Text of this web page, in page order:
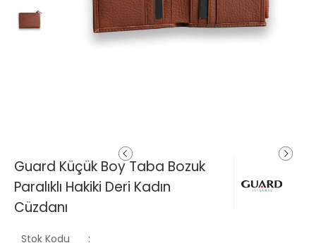
Guard Küçük Boy Taba Bozuk
Paralıklı Hakiki Deri Kadın
Cüzdanı
Stok Kodu